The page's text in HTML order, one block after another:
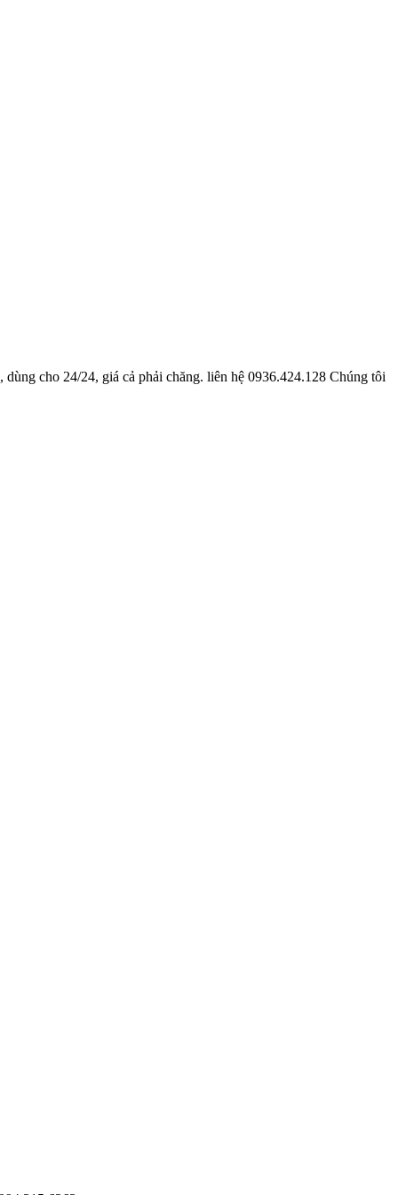
cho 24/24, giá cả phải chăng. liên hệ 0936.424.128 Chúng tôi